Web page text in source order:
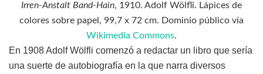
Irren-Anstalt Band-Hain, 1910. Adolf Wölfli. Lápices de
colores sobre papel, 99,7 x 72 cm. Dominio público vía
Wikimedia Commons.
En 1908 Adolf Wölfli comenzó a redactar un libro que sería
una suerte de autobiografía en la que narra diversos